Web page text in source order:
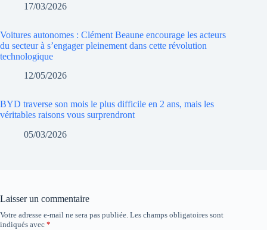
17/03/2026
Voitures autonomes : Clément Beaune encourage les acteurs
du secteur à s’engager pleinement dans cette révolution
technologique
12/05/2026
BYD traverse son mois le plus difficile en 2 ans, mais les
véritables raisons vous surprendront
05/03/2026
Laisser un commentaire
Votre adresse e-mail ne sera pas publiée. Les champs obligatoires sont
indiqués avec *